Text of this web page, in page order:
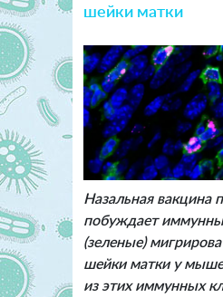
шейки матки
Назальная вакцина
побуждает
(зеленые)
шейки матки у
из этих иммунных